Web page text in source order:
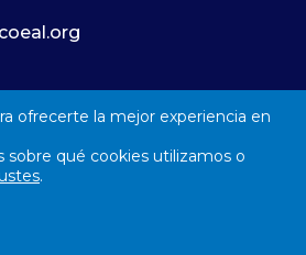
ofrecerte la mejor experiencia en
sobre qué cookies utilizamos o
.